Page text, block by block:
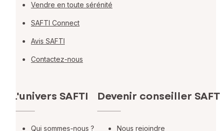
Vendre en toute sérénité
SAFTI Connect
Avis SAFTI
Contactez-nous
L'univers SAFTI
Qui sommes-nous ?
Devenir conseiller
Nous rejoindre